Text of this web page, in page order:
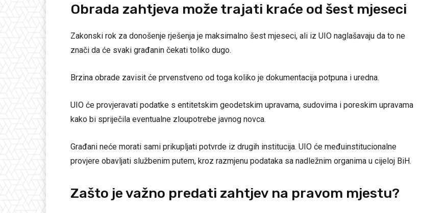
Obrada zahtjeva može trajati kraće od šest mjeseci
Zakonski rok za donošenje rješenja je maksimalno šest mjeseci, ali iz UIO naglašavaju da to ne
znači da će svaki građanin čekati toliko dugo.
Brzina obrade zavisit će prvenstveno od toga koliko je dokumentacija potpuna i uredna.
UIO će provjeravati podatke s entitetskim geodetskim upravama, sudovima i poreskim upravama
kako bi spriječila eventualne zloupotrebe javnog novca.
Građani neće morati sami prikupljati potvrde iz drugih institucija. UIO će međuinstitucionalne
provjere obavljati službenim putem, kroz razmjenu podataka sa nadležnim organima u cijeloj BiH.
Zašto je važno predati zahtjev na pravom mjestu?